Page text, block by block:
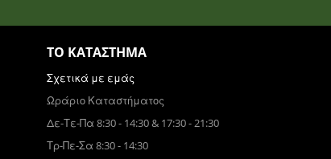
ΤΟ ΚΑΤΆΣΤΗΜΑ
Σχετικά με εμάς
Ωράριο Καταστήματος
Δε-Τε-Πα 8:30 - 14:30 & 17:30 - 21:30
Τρ-Πε-Σα 8:30 - 14:30